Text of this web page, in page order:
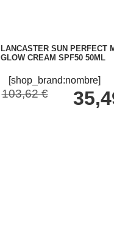
LANCASTER SUN PERFECT
GLOW CREAM SPF50 50ML
[shop_brand:nombre]
103,62 €